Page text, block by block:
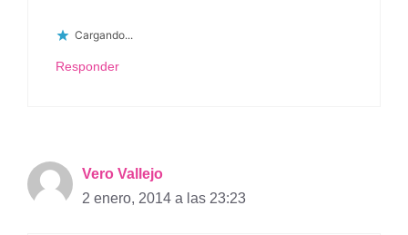
Cargando...
Responder
Vero Vallejo
2 enero, 2014 a las 23:23